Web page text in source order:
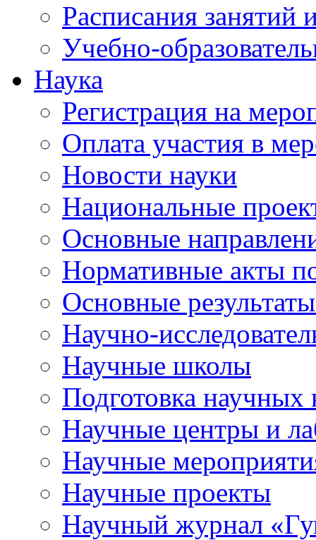
Расписания занятий
Учебно-
Наука
Регистрация на
Оплата участия в
Новости науки
Национальные
Основные
Нормативные акты
Основные
Научно-
Научные школы
Подготовка научных
Научные центры и
Научные
Научные проекты
Научный журнал «